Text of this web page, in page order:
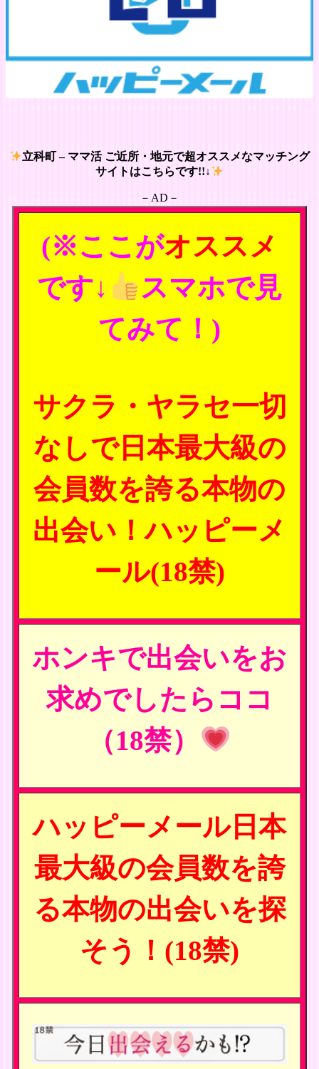
立科町 – ママ活 ご近所・地元で超オススメなマッチング
サイトはこちらです!!↓
－AD－
(※ここがオススメ
です↓
スマホで見
てみて！)
サクラ・ヤラセ一切
なしで日本最大級の
会員数を誇る本物の
出会い！ハッピーメ
ール(18禁)
ホンキで出会いをお
求めでしたらココ
（18禁）
ハッピーメール日本
最大級の会員数を誇
る本物の出会いを探
そう！(18禁)